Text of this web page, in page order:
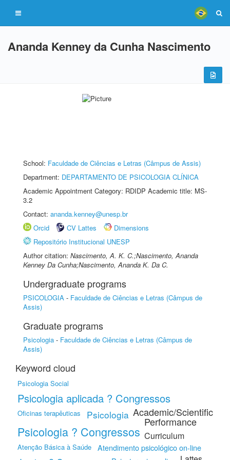
Ananda Kenney da Cunha Nascimento
School: Faculdade de Ciências e Letras (Câmpus de Assis)
Department: DEPARTAMENTO DE PSICOLOGIA CLÍNICA
Academic Appointment Category: RDIDP Academic title: MS-
3.2
Contact: ananda.kenney@unesp.br
Orcid
CV Lattes
Dimensions
Repositório Institucional UNESP
Author citation: Nascimento, A. K. C.;Nascimento, Ananda
Kenney Da Cunha;Nascimento, Ananda K. Da C.
Undergraduate programs
PSICOLOGIA - Faculdade de Ciências e Letras (Câmpus de
Assis)
Graduate programs
Psicologia - Faculdade de Ciências e Letras (Câmpus de
Assis)
Keyword cloud
Psicologia Social
Psicologia aplicada ? Congressos
Oficinas terapêuticas Psicologia
Psicologia ? Congressos
Atenção Básica à Saúde Atendimento psicológico on-line
Academic/Scientific
Performance
Curriculum